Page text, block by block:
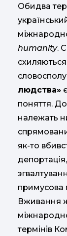
Обидва
humanity.
людства»
поняття.
належать
як-то
примусова
Вживання
термінів